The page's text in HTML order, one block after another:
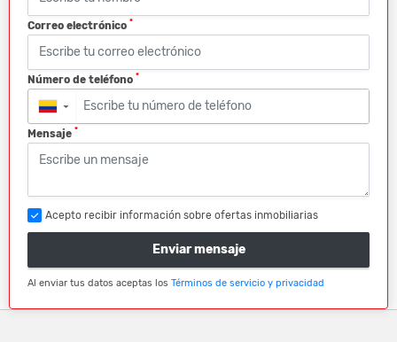
Correo electrónico *
Número de teléfono *
▼
Mensaje *
Acepto recibir información sobre ofertas inmobiliarias
Enviar mensaje
Al enviar tus datos aceptas los Términos de servicio y privacidad